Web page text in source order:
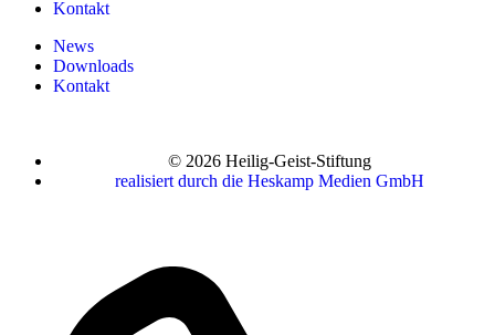
Kontakt
News
Downloads
Kontakt
© 2026 Heilig-Geist-Stiftung
realisiert durch die Heskamp Medien GmbH